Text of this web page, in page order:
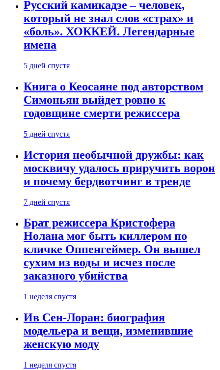
Русский камикадзе – человек,
который не знал слов «страх» и
«боль». ХОККЕЙ. Легендарные
имена
5 дней спустя
Книга о Кеосаяне под авторством
Симоньян выйдет ровно к
годовщине смерти режиссера
5 дней спустя
История необычной дружбы: как
москвичу удалось приручить ворон
и почему бердвотчинг в тренде
7 дней спустя
Брат режиссера Кристофера
Нолана мог быть киллером по
кличке Оппенгеймер. Он вышел
сухим из воды и исчез после
заказного убийства
1 неделя спустя
Ив Сен-Лоран: биография
модельера и вещи, изменившие
женскую моду
1 неделя спустя